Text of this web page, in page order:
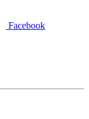
Facebook